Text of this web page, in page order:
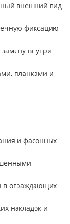
внешний вид
фиксацию
внутри
планками и
и фасонных
в ограждающих
накладок и